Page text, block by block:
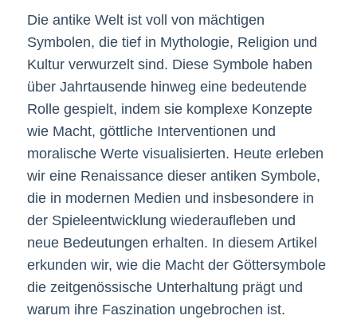
Die antike Welt ist voll von mächtigen
Symbolen, die tief in Mythologie, Religion und
Kultur verwurzelt sind. Diese Symbole haben
über Jahrtausende hinweg eine bedeutende
Rolle gespielt, indem sie komplexe Konzepte
wie Macht, göttliche Interventionen und
moralische Werte visualisierten. Heute erleben
wir eine Renaissance dieser antiken Symbole,
die in modernen Medien und insbesondere in
der Spieleentwicklung wiederaufleben und
neue Bedeutungen erhalten. In diesem Artikel
erkunden wir, wie die Macht der Göttersymbole
die zeitgenössische Unterhaltung prägt und
warum ihre Faszination ungebrochen ist.